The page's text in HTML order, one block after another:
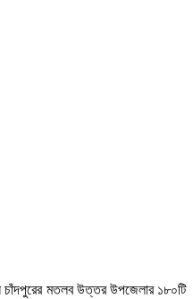
চাঁদপুরের মতলব উত্তর উপজেলার ১৮০টি